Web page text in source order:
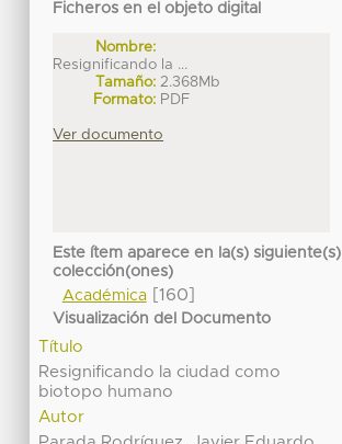
Ficheros en el objeto digital
Nombre:
Resignificando la ...
Tamaño: 2.368Mb
Formato: PDF
Ver documento
Este ítem aparece en la(s) siguiente(s)
colección(ones)
Académica[160]
Visualización del Documento
Título
Resignificando la ciudad como
biotopo humano
Autor